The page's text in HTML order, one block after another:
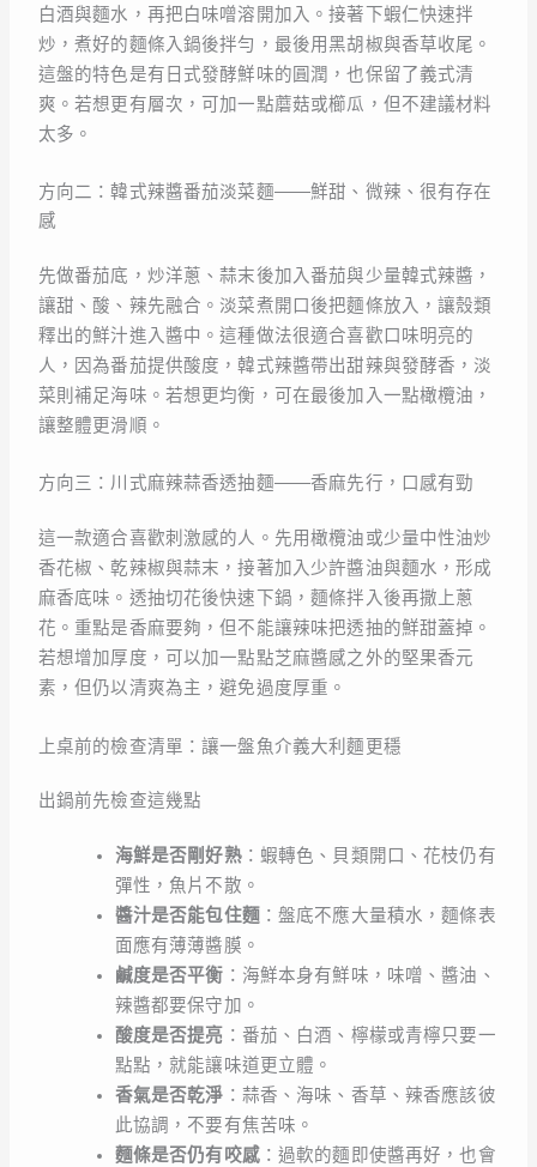
白酒與麵水，再把白味噌溶開加入。接著下蝦仁快速拌
炒，煮好的麵條入鍋後拌勻，最後用黑胡椒與香草收尾。
這盤的特色是有日式發酵鮮味的圓潤，也保留了義式清
爽。若想更有層次，可加一點蘑菇或櫛瓜，但不建議材料
太多。
方向二：韓式辣醬番茄淡菜麵——鮮甜、微辣、很有存在
感
先做番茄底，炒洋蔥、蒜末後加入番茄與少量韓式辣醬，
讓甜、酸、辣先融合。淡菜煮開口後把麵條放入，讓殼類
釋出的鮮汁進入醬中。這種做法很適合喜歡口味明亮的
人，因為番茄提供酸度，韓式辣醬帶出甜辣與發酵香，淡
菜則補足海味。若想更均衡，可在最後加入一點橄欖油，
讓整體更滑順。
方向三：川式麻辣蒜香透抽麵——香麻先行，口感有勁
這一款適合喜歡刺激感的人。先用橄欖油或少量中性油炒
香花椒、乾辣椒與蒜末，接著加入少許醬油與麵水，形成
麻香底味。透抽切花後快速下鍋，麵條拌入後再撒上蔥
花。重點是香麻要夠，但不能讓辣味把透抽的鮮甜蓋掉。
若想增加厚度，可以加一點點芝麻醬感之外的堅果香元
素，但仍以清爽為主，避免過度厚重。
上桌前的檢查清單：讓一盤魚介義大利麵更穩
出鍋前先檢查這幾點
海鮮是否剛好熟：蝦轉色、貝類開口、花枝仍有
彈性，魚片不散。
醬汁是否能包住麵 ：盤底不應大量積水，麵條表
面應有薄薄醬膜。
鹹度是否平衡 ：海鮮本身有鮮味，味噌、醬油、
辣醬都要保守加。
酸度是否提亮 ：番茄、白酒、檸檬或青檸只要一
點點，就能讓味道更立體。
香氣是否乾淨 ：蒜香、海味、香草、辣香應該彼
此協調，不要有焦苦味。
麵條是否仍有咬感：過軟的麵即使醬再好，也會